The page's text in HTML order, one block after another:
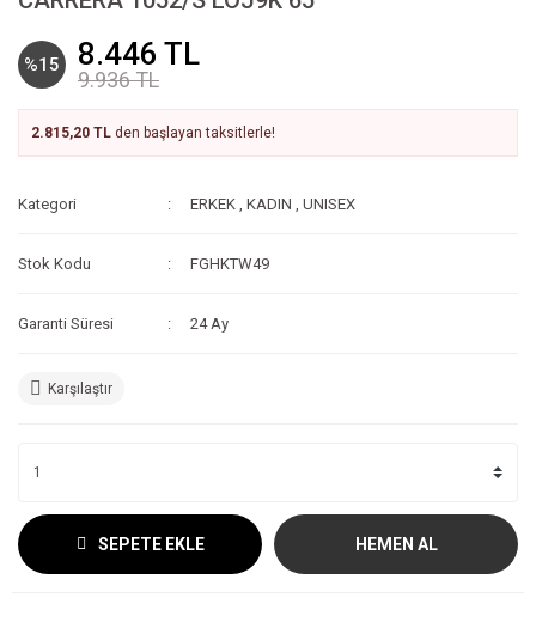
%15 8.446 TL
9.936 TL
2.815,20 TL den başlayan taksitlerle!
Kategori ERKEK ,KADIN ,UNISEX
Stok Kodu FGHKTW49
Garanti Süresi 24 Ay
Karşılaştır
SEPETE EKLE HEMEN AL